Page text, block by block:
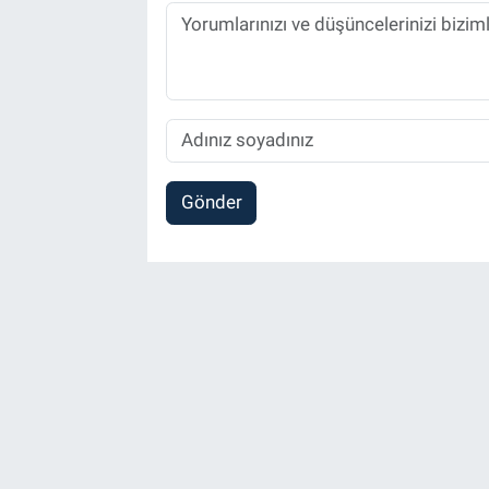
Gönder